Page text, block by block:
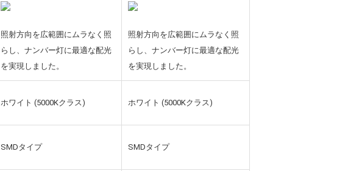
照射方向を広範囲にムラなく照
らし、ナンバー灯に最適な配光
を実現しました。
照射方向を広範囲にムラなく照
らし、ナンバー灯に最適な配光
を実現しました。
ホワイト (5000Kクラス) ホワイト (5000Kクラス)
SMDタイプ SMDタイプ